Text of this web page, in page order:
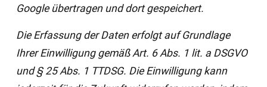
Google übertragen und dort gespeichert.
Die Erfassung der Daten erfolgt auf Grundlage
Ihrer Einwilligung gemäß Art. 6 Abs. 1 lit. a DSGVO
und § 25 Abs. 1 TTDSG. Die Einwilligung kann